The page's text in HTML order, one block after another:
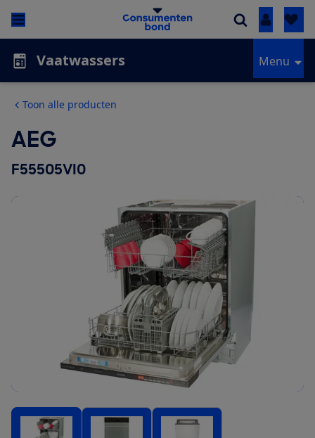
Inloggen
Vaatwassers Menu
Toon alle producten
AEG
F55505VI0